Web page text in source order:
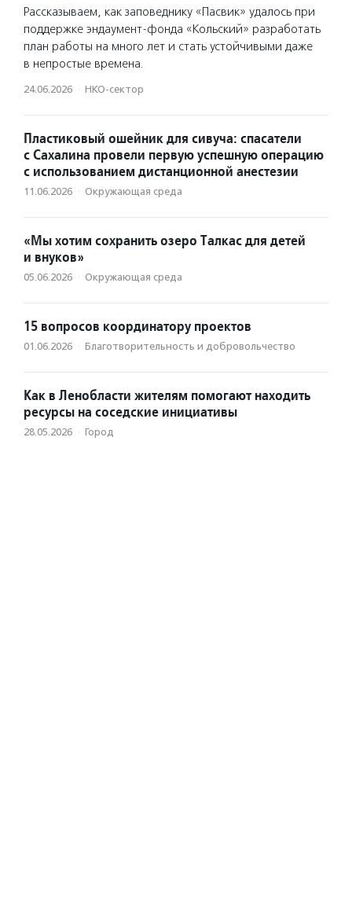
Рассказываем, как заповеднику «Пасвик» удалось при
поддержке эндаумент-фонда «Кольский» разработать
план работы на много лет и стать устойчивыми даже
в непростые времена.
24.06.2026 · НКО-сектор
Пластиковый ошейник для сивуча: спасатели
с Сахалина провели первую успешную операцию
с использованием дистанционной анестезии
11.06.2026 · Окружающая среда
«Мы хотим сохранить озеро Талкас для детей
и внуков»
05.06.2026 · Окружающая среда
15 вопросов координатору проектов
01.06.2026 · Благотвори­тель­ность и доброволь­чест­во
Как в Ленобласти жителям помогают находить
ресурсы на соседские инициативы
28.05.2026 · Город